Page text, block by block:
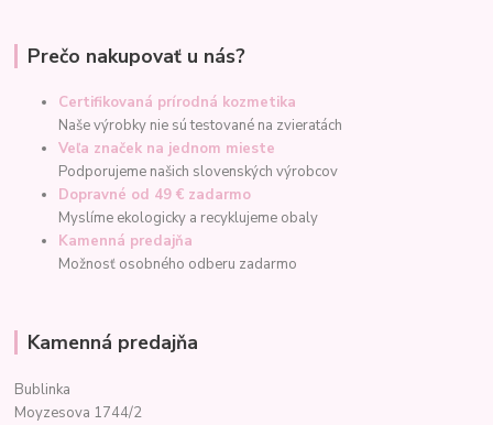
Prečo nakupovať u nás?
Certifikovaná prírodná kozmetika
Naše výrobky nie sú testované na zvieratách
Veľa značek na jednom mieste
Podporujeme našich slovenských výrobcov
Dopravné od 49 € zadarmo
Myslíme ekologicky a recyklujeme obaly
Kamenná predajňa
Možnosť osobného odberu zadarmo
Kamenná predajňa
Bublinka
Moyzesova 1744/2